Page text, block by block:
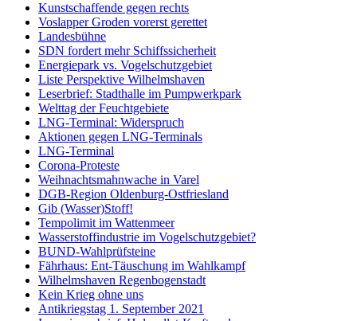
Kunstschaffende gegen rechts
Voslapper Groden vorerst gerettet
Landesbühne
SDN fordert mehr Schiffssicherheit
Energiepark vs. Vogelschutzgebiet
Liste Perspektive Wilhelmshaven
Leserbrief: Stadthalle im Pumpwerkpark
Welttag der Feuchtgebiete
LNG-Terminal: Widerspruch
Aktionen gegen LNG-Terminals
LNG-Terminal
Corona-Proteste
Weihnachtsmahnwache in Varel
DGB-Region Oldenburg-Ostfriesland
Gib (Wasser)Stoff!
Tempolimit im Wattenmeer
Wasserstoffindustrie im Vogelschutzgebiet?
BUND-Wahlprüfsteine
Fährhaus: Ent-Täuschung im Wahlkampf
Wilhelmshaven Regenbogenstadt
Kein Krieg ohne uns
Antikriegstag 1. September 2021